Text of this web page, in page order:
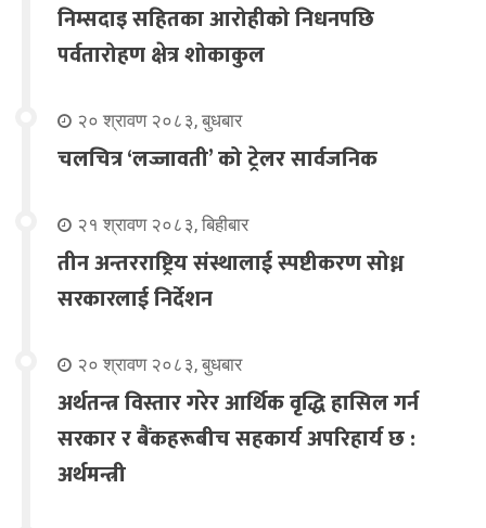
निम्सदाइ सहितका आरोहीको निधनपछि
पर्वतारोहण क्षेत्र शोकाकुल
२० श्रावण २०८३, बुधबार
चलचित्र ‘लज्जावती’ को ट्रेलर सार्वजनिक
२१ श्रावण २०८३, बिहीबार
तीन अन्तरराष्ट्रिय संस्थालाई स्पष्टीकरण सोध्न
सरकारलाई निर्देशन
२० श्रावण २०८३, बुधबार
अर्थतन्त्र विस्तार गरेर आर्थिक वृद्धि हासिल गर्न
सरकार र बैंकहरूबीच सहकार्य अपरिहार्य छ :
अर्थमन्त्री